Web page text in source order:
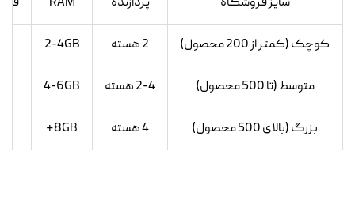
کوچک (کمتر از 200 محصول) 2 هسته 2-4GB
متوسط (تا 500 محصول) 2-4 هسته 4-6GB
بزرگ (بالای 500 محصول) 4 هسته 8GB+